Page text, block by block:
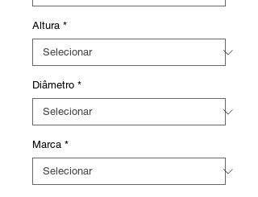
Altura *
Diâmetro *
Marca *